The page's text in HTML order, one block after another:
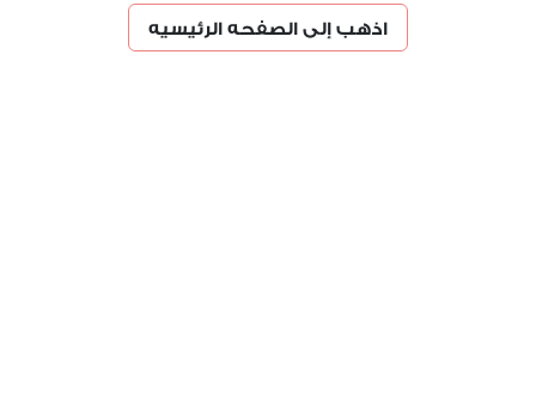
اذهب إلى الصفحه الرئيسيه